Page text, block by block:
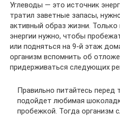
Углеводы — это источник
тратил заветные запасы,
активный образ жизни. Только
энергии нужно, чтобы
или подняться на 9-й этаж
организм вспомнить об
придерживаться следующих
Правильно питайтесь перед
подойдет любимая
пробежкой. Тогда организм